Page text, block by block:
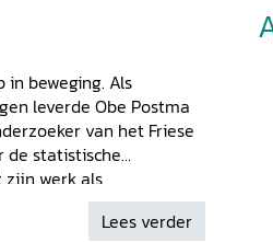
beweging. Als
leverde Obe Postma
van het Friese
de statistische
zijn werk als
ontwikkelingen in de
de jonge hbs en het
Lees verder